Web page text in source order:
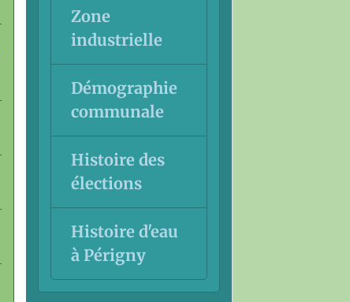
Zone
industrielle
Démographie
communale
Histoire des
élections
Histoire d'eau
à Périgny